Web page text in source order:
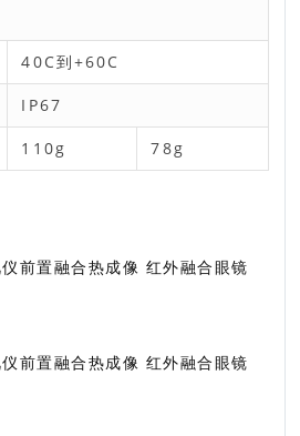
40C到+60C
IP67
110g 78g